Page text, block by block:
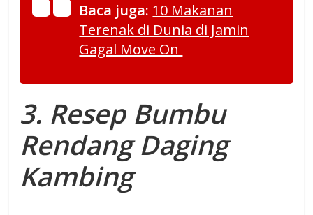
Baca juga: 10 Makanan
Terenak di Dunia di Jamin
Gagal Move On
3. Resep Bumbu
Rendang Daging
Kambing